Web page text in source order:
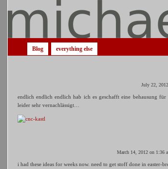
Blog everything else
July 22,
endlich endlich endlich hab ich es geschafft eine behausung
leider sehr vernachlässigt…
March 14, 2012 on 1:36
i had these ideas for weeks now. need to get stoff done in easter-